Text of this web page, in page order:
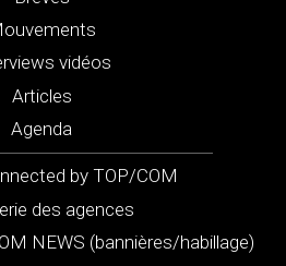
vidéos
Articles
Agenda
by TOP/COM
des agences
NEWS (bannières/habillage)